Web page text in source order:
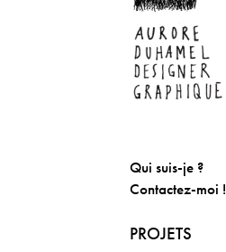
Qui suis-je ?
Contactez-moi !
PROJETS